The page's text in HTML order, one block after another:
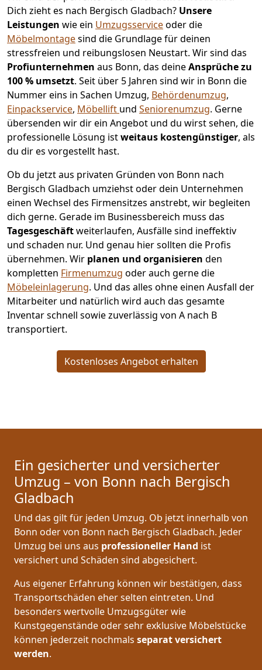
Dich zieht es nach Bergisch Gladbach? Unsere
Leistungen wie ein Umzugsserviceoder die
Möbelmontagesind die Grundlage für deinen
stressfreien und reibungslosen Neustart. Wir sind das
Profiunternehmen aus Bonn, das deineAnsprüche zu
100 % umsetzt. Seit über 5 Jahren sind wir in Bonn die
Nummer eins in Sachen Umzug, Behördenumzug,
Einpackservice, Möbellift und Seniorenumzug. Gerne
übersenden wir dir ein Angebot und du wirst sehen, die
professionelle Lösung istweitaus kostengünstiger, als
du dir es vorgestellt hast.
Ob du jetzt aus privaten Gründen von Bonn nach
Bergisch Gladbach umziehst oder dein Unternehmen
einen Wechsel des Firmensitzes anstrebt, wir begleiten
dich gerne. Gerade im Businessbereich muss das
Tagesgeschäftweiterlaufen, Ausfälle sind ineffektiv
und schaden nur. Und genau hier sollten die Profis
übernehmen. Wir planen und organisieren den
kompletten Firmenumzug oder auch gerne die
Möbeleinlagerung. Und das alles ohne einen Ausfall der
Mitarbeiter und natürlich wird auch das gesamte
Inventar schnell sowie zuverlässig von A nach B
transportiert.
Kostenloses Angebot erhalten
Ein gesicherter und versicherter
Umzug – von Bonn nach Bergisch
Gladbach
Und das gilt für jeden Umzug. Ob jetzt innerhalb von
Bonn oder von Bonn nach Bergisch Gladbach. Jeder
Umzug bei uns aus professioneller Hand ist
versichert und Schäden sind abgesichert.
Aus eigener Erfahrung können wir bestätigen, dass
Transportschäden eher selten eintreten. Und
besonders wertvolle Umzugsgüter wie
Kunstgegenstände oder sehr exklusive Möbelstücke
können jederzeit nochmals separat versichert
werden.